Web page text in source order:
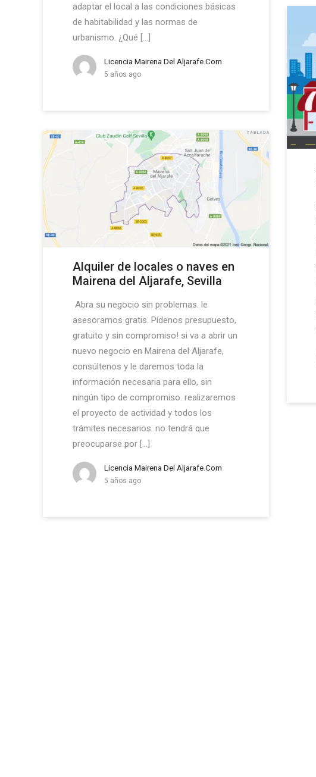
adaptar el local a las condiciones básicas
de habitabilidad y las normas de
urbanismo. ¿Qué […]
Licencia Mairena Del Aljarafe.com
5 años ago
Alquiler de locales o naves en
Mairena del Aljarafe, Sevilla
Abra su negocio sin problemas. le
asesoramos gratis. Pídenos presupuesto,
gratuito y sin compromiso! si va a abrir un
nuevo negocio en Mairena del Aljarafe,
consúltenos y le daremos toda la
información necesaria para ello, sin
ningún tipo de compromiso. realizaremos
el proyecto de actividad y todos los
trámites necesarios. no tendrá que
preocuparse por […]
Licencia Mairena Del Aljarafe.com
5 años ago